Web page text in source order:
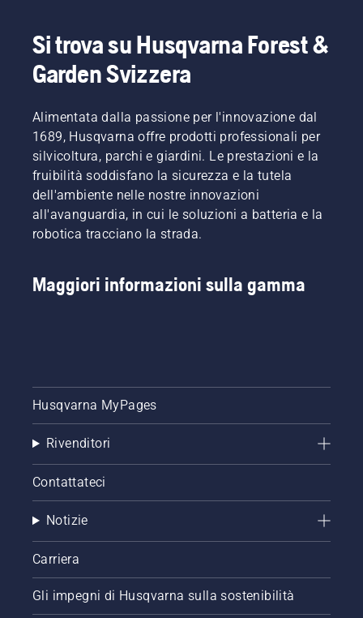
Si trova su Husqvarna Forest &
Garden Svizzera
Alimentata dalla passione per l'innovazione dal
1689, Husqvarna offre prodotti professionali per
silvicoltura, parchi e giardini. Le prestazioni e la
fruibilità soddisfano la sicurezza e la tutela
dell'ambiente nelle nostre innovazioni
all'avanguardia, in cui le soluzioni a batteria e la
robotica tracciano la strada.
Maggiori informazioni sulla gamma
Husqvarna MyPages
Rivenditori
Contattateci
Notizie
Carriera
Gli impegni di Husqvarna sulla sostenibilità